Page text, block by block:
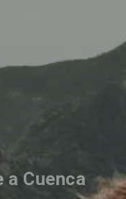
Cuenca